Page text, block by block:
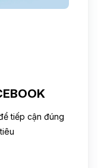
tiếp cận đúng